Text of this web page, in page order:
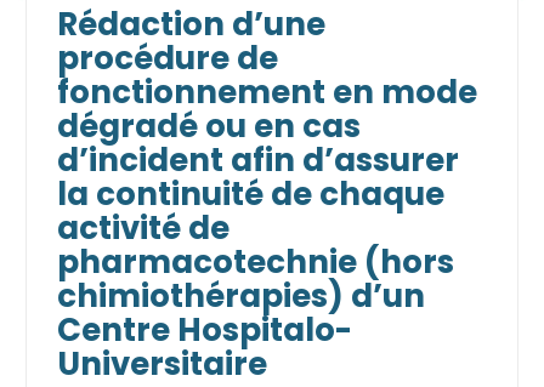
Rédaction d’une
procédure de
fonctionnement en mode
dégradé ou en cas
d’incident afin d’assurer
la continuité de chaque
activité de
pharmacotechnie (hors
chimiothérapies) d’un
Centre Hospitalo-
Universitaire